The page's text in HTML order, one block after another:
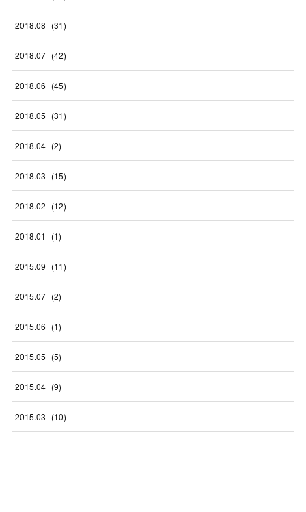
2018.08 (31)
2018.07 (42)
2018.06 (45)
2018.05 (31)
2018.04 (2)
2018.03 (15)
2018.02 (12)
2018.01 (1)
2015.09 (11)
2015.07 (2)
2015.06 (1)
2015.05 (5)
2015.04 (9)
2015.03 (10)